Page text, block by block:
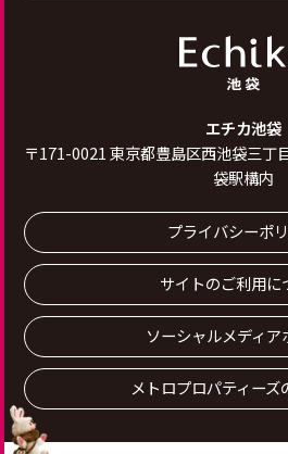
エチカ池袋
〒171-0021 東京都豊島区西池袋三
袋駅構内
プライバシーポ
サイトのご利用に
ソーシャルメディア
メトロプロパティーズ